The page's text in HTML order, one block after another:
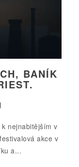
BANÍK
nejnabitějším v
akce v
a...